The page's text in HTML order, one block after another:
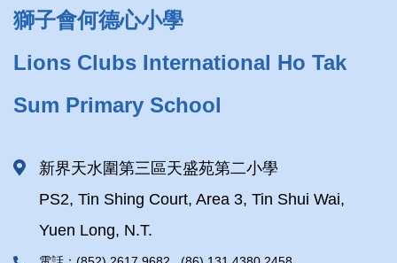
獅子會何德心小學
Lions Clubs International Ho Tak
Sum Primary School
新界天水圍第三區天盛苑第二小學
PS2, Tin Shing Court, Area 3, Tin Shui Wai,
Yuen Long, N.T.